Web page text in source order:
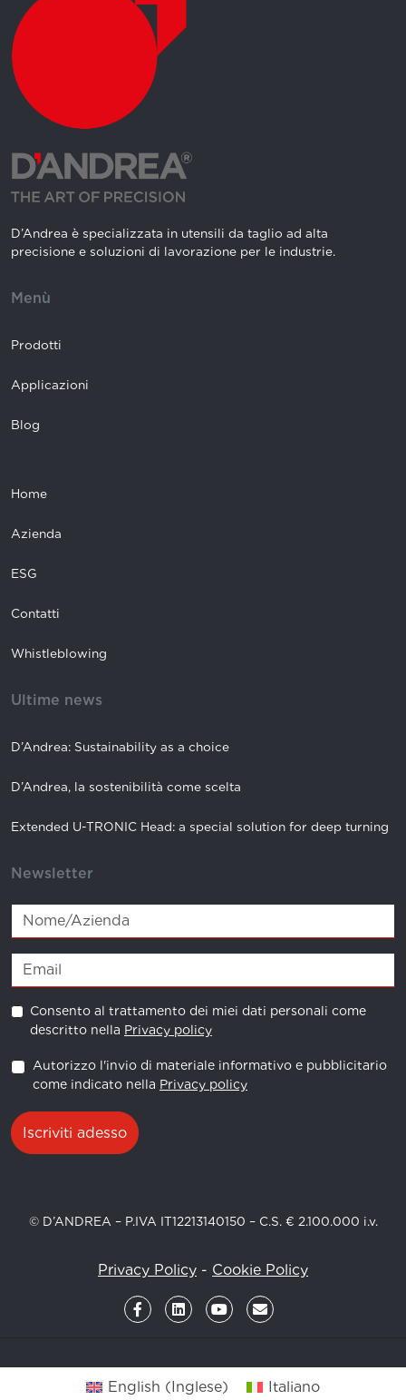
D’Andrea è specializzata in utensili da taglio ad alta
precisione e soluzioni di lavorazione per le industrie.
Menù
Prodotti
Applicazioni
Blog
Home
Azienda
ESG
Contatti
Whistleblowing
Ultime news
D’Andrea: Sustainability as a choice
D’Andrea, la sostenibilità come scelta
Extended U-TRONIC Head: a special solution for deep turning
Newsletter
Consento al trattamento dei miei dati personali come
descritto nella Privacy policy
Autorizzo l'invio di materiale informativo e pubblicitario
come indicato nella Privacy policy
Iscriviti adesso
© D’ANDREA – P.IVA IT12213140150 – C.S. € 2.100.000 i.v.
Privacy Policy - Cookie Policy
English (Inglese) Italiano